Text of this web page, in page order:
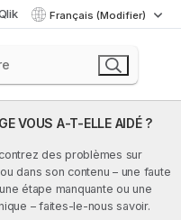
Français (Modifier)
VOUS A-T-ELLE AIDÉ ?
des problèmes sur
dans son contenu – une faute
étape manquante ou une
– faites-le-nous savoir.